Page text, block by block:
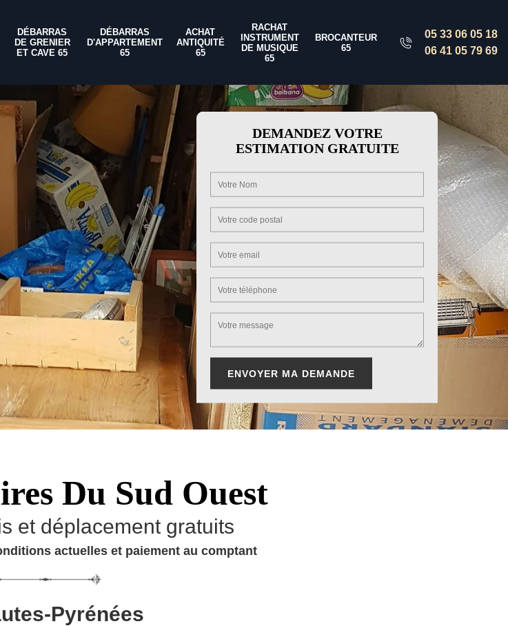
DÉBARRAS
DE GRENIER
ET CAVE 65
DÉBARRAS
D'APPARTEMENT
65
ACHAT
ANTIQUITÉ
65
RACHAT
INSTRUMENT
DE MUSIQUE
65
BROCANTEUR
65
05 33 06 05 18
06 41 05 79 69
DEMANDEZ VOTRE
ESTIMATION GRATUITE
Du Sud Ouest
et déplacement gratuits
actuelles et paiement au comptant
Pyrénées